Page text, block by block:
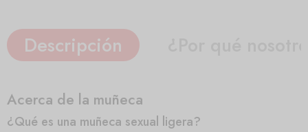
Descripción
Acerca de la muñeca
¿Qué es una muñeca sexual ligera?